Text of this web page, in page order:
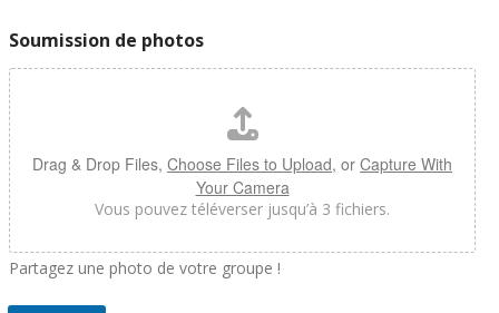
Soumission de photos
Drag & Drop Files, Choose Files to Upload, or Capture With
Your Camera
Vous pouvez téléverser jusqu’à 3 fichiers.
Partagez une photo de votre groupe !